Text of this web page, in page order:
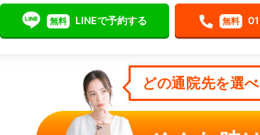
無料 LINEで予約する 無料
どの通院先を選